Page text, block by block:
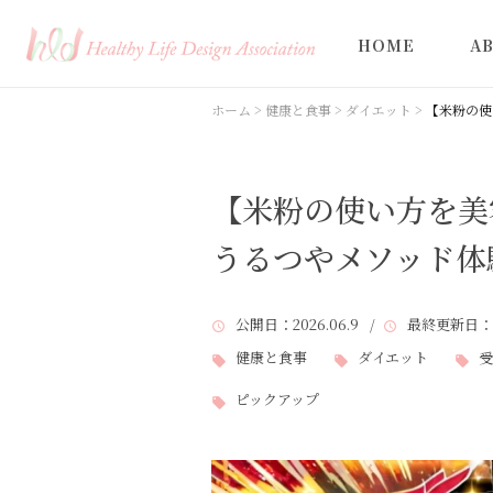
HOME
ホーム > 健康と食事 > ダイエット > 【米粉の
【米粉の使い方を
うるつやメソッド
公開日 ：2026.06.9 / 最終更新日
健康と食事
ダイエット
ピックアップ